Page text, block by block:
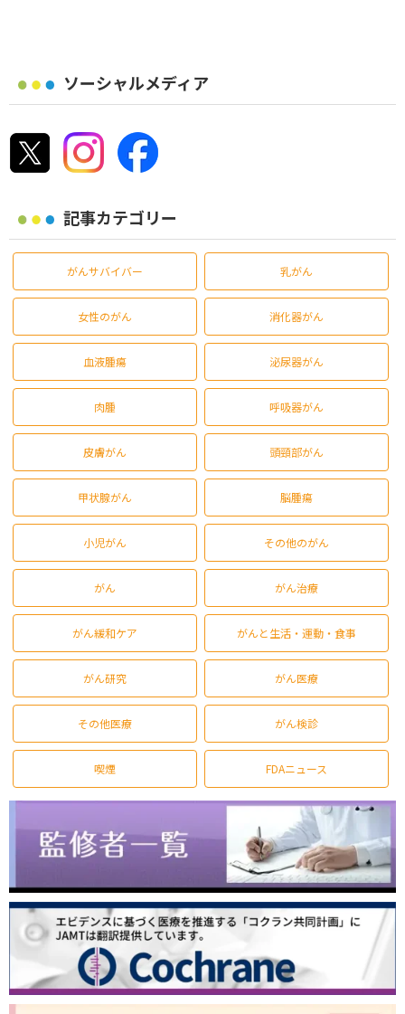
ソーシャルメディア
記事カテゴリー
がんサバイバー 乳がん
女性のがん 消化器がん
血液腫瘍 泌尿器がん
肉腫 呼吸器がん
皮膚がん 頭頸部がん
甲状腺がん 脳腫瘍
小児がん その他のがん
がん がん治療
がん緩和ケア がんと生活・運動・食事
がん研究 がん医療
その他医療 がん検診
喫煙 FDAニュース